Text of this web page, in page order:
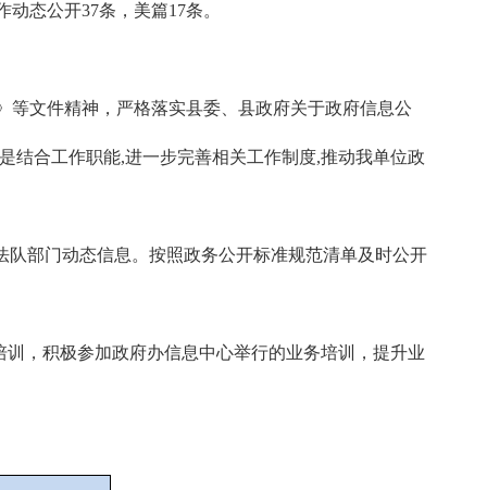
态公开37条，美篇17条。
文件精神，严格落实县委、县政府关于政府信息公
结合工作职能,进一步完善相关工作制度,推动我单位政
部门动态信息。按照政务公开标准规范清单及时公开
，积极参加政府办信息中心举行的业务培训，提升业